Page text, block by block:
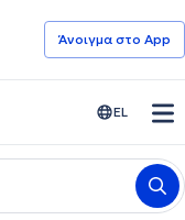
Άνοιγμα στο App
EL